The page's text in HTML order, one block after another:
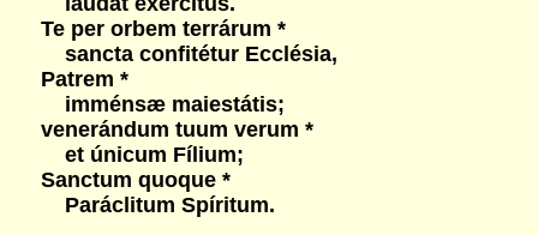
Te per orbem terrárum *
sancta confitétur Ecclésia,
Patrem *
imménsæ maiestátis;
venerándum tuum verum *
et únicum Fílium;
Sanctum quoque *
Paráclitum Spíritum.